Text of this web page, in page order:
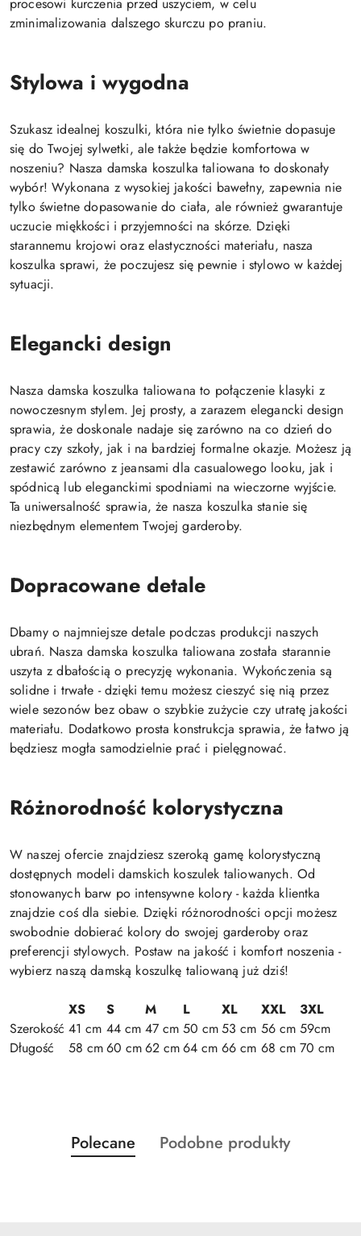
zminimalizowania dalszego skurczu po praniu.
Stylowa i wygodna
Szukasz idealnej koszulki, która nie tylko świetnie dopasuje
się do Twojej sylwetki, ale także będzie komfortowa w
noszeniu? Nasza damska koszulka taliowana to doskonały
wybór! Wykonana z wysokiej jakości bawełny, zapewnia nie
tylko świetne dopasowanie do ciała, ale również gwarantuje
uczucie miękkości i przyjemności na skórze. Dzięki
starannemu krojowi oraz elastyczności materiału, nasza
koszulka sprawi, że poczujesz się pewnie i stylowo w każdej
sytuacji.
Elegancki design
Nasza damska koszulka taliowana to połączenie klasyki z
nowoczesnym stylem. Jej prosty, a zarazem elegancki design
sprawia, że doskonale nadaje się zarówno na co dzień do
pracy czy szkoły, jak i na bardziej formalne okazje. Możesz ją
zestawić zarówno z jeansami dla casualowego looku, jak i
spódnicą lub eleganckimi spodniami na wieczorne wyjście.
Ta uniwersalność sprawia, że nasza koszulka stanie się
niezbędnym elementem Twojej garderoby.
Dopracowane detale
Dbamy o najmniejsze detale podczas produkcji naszych
ubrań. Nasza damska koszulka taliowana została starannie
uszyta z dbałością o precyzję wykonania. Wykończenia są
solidne i trwałe - dzięki temu możesz cieszyć się nią przez
wiele sezonów bez obaw o szybkie zużycie czy utratę jakości
materiału. Dodatkowo prosta konstrukcja sprawia, że łatwo ją
będziesz mogła samodzielnie prać i pielęgnować.
Różnorodność kolorystyczna
W naszej ofercie znajdziesz szeroką gamę kolorystyczną
dostępnych modeli damskich koszulek taliowanych. Od
stonowanych barw po intensywne kolory - każda klientka
znajdzie coś dla siebie. Dzięki różnorodności opcji możesz
swobodnie dobierać kolory do swojej garderoby oraz
preferencji stylowych. Postaw na jakość i komfort noszenia -
wybierz naszą damską koszulkę taliowaną już dziś!
XS S M L XL XXL
3XL
Szerokość 41 cm 44 cm 47 cm 50 cm53 cm 56 cm 59cm
Długość
58 cm60 cm62 cm64 cm 66 cm 68 cm 70 cm
Pomiń karuzelę produktów
Produkty
o
Polecane
Produkty
Podobne produkty